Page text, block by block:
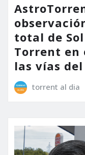
total de
Torrent en
las vías del
torrent al dia